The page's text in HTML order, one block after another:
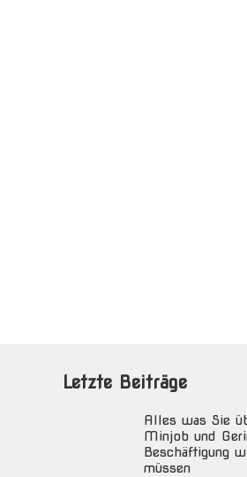
Letzte Beiträge
Alles was Sie
Minjob und
Beschäftigung
müssen